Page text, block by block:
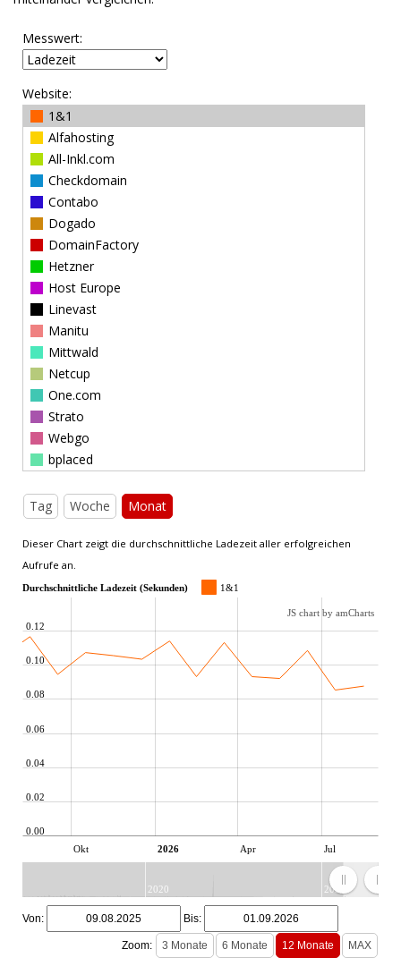
Messwert:
Website:
1&1
Alfahosting
All-Inkl.com
Checkdomain
Contabo
Dogado
DomainFactory
Hetzner
Host Europe
Linevast
Manitu
Mittwald
Netcup
One.com
Strato
Webgo
bplaced
Tag Woche Monat
Dieser Chart zeigt die durchschnittliche Ladezeit aller erfolgreichen
Aufrufe an.
Durchschnittliche Ladezeit (Sekunden) 1&1
Okt 2026 Apr Jul
0.00
0.02
0.04
0.06
0.08
0.10
0.12
JS chart by amCharts
2020 2025
JS chart by amCharts
Von: Bis:
Zoom: